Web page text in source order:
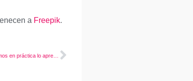
a Freepik.
Consejos para selectividad: ponemos en práctica lo aprendido en el curso